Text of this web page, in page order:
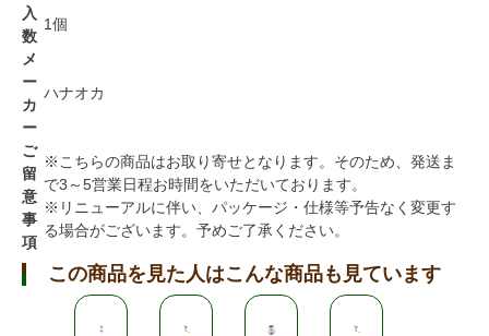
入
数
1個
メ
ー
カ
ー
ハナオカ
ご
留
意
事
項
※こちらの商品はお取り寄せとなります。そのため、発送ま
で3～5営業日程お時間をいただいております。
※リニューアルに伴い、パッケージ・仕様等予告なく変更す
る場合がございます。予めご了承ください。
この商品を見た人はこんな商品も見ています